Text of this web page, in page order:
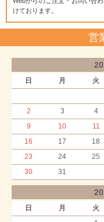
けております。
営
日 月 火
2
3 4
9
10 11
16
17 18
23
24 25
30
31
日 月 火